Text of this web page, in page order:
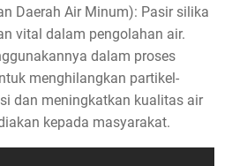
Daerah Air Minum): Pasir silika
vital dalam pengolahan air.
dalam proses
menghilangkan partikel-
dan meningkatkan kualitas air
kepada masyarakat.